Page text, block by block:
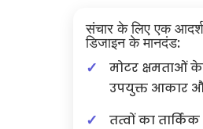
संचार के लिए एक
डिजाइन के मानदंड:
मोटर क्षमताओं
उपयुक्त आकार
तत्वों का